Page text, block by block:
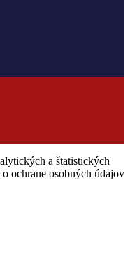
a štatistických
ochrane osobných údajov